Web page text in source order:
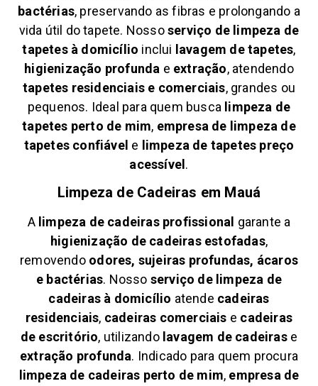
bactérias, preservando as fibras e prolongando a
vida útil do tapete. Nossoserviço de limpeza de
tapetes à domicílio inclui lavagem de tapetes,
higienização profunda e extração, atendendo
tapetes residenciais e comerciais, grandes ou
pequenos. Ideal para quem busca limpeza de
tapetes perto de mim, empresa de limpeza de
tapetes confiável e limpeza de tapetes preço
acessível .
Limpeza de Cadeiras em Mauá
A limpeza de cadeiras profissional garante a
higienização de cadeiras estofadas,
removendoodores, sujeiras profundas, ácaros
e bactérias. Nosso serviço de limpeza de
cadeiras à domicílio atende cadeiras
residenciais, cadeiras comerciais e cadeiras
de escritório, utilizando lavagem de cadeirase
extração profunda. Indicado para quem procura
limpeza de cadeiras perto de mim, empresa de